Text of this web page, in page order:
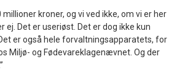
millioner kroner, og vi ved ikke, om vi er her
ej. Det er useriøst. Det er dog ikke kun
er også hele forvaltningsapparatets, for
Miljø- og Fødevareklagenævnet. Og der